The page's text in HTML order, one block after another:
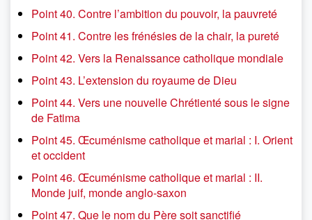
Point 40. Contre l’ambition du pouvoir, la pauvreté
Point 41. Contre les frénésies de la chair, la pureté
Point 42. Vers la Renaissance catholique mondiale
Point 43. L’extension du royaume de Dieu
Point 44. Vers une nouvelle Chrétienté sous le signe
de Fatima
Point 45. Œcuménisme catholique et marial : I. Orient
et occident
Point 46. Œcuménisme catholique et marial : II.
Monde juif, monde anglo-saxon
Point 47. Que le nom du Père soit sanctifié